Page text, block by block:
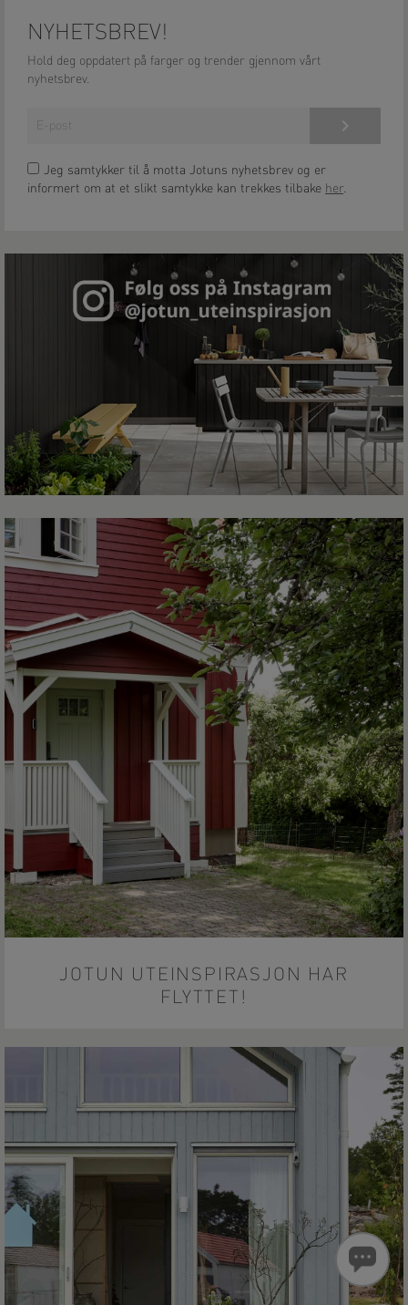
NYHETSBREV!
Hold deg oppdatert på farger og trender gjennom vårt
nyhetsbrev.
Jeg samtykker til å motta Jotuns nyhetsbrev og er
informert om at et slikt samtykke kan trekkes tilbake her.
JOTUN UTEINSPIRASJON HAR
FLYTTET!